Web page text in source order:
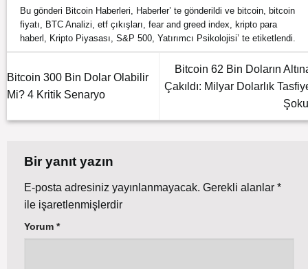
Bu gönderi Bitcoin Haberleri, Haberler’ te gönderildi ve bitcoin, bitcoin
fiyatı, BTC Analizi,etf çıkışları,fear and greed index, kripto para
haberl , Kripto Piyasası,S&P 500,Yatırımcı Psikolojisi’ te etiketlendi.
Bitcoin 300 Bin Dolar Olabilir
Mi? 4 Kritik Senaryo
Bitcoin 62 Bin Doların
Çakıldı: Milyar Dolarlık
Bir yanıt yazın
E-posta adresiniz yayınlanmayacak. Gerekli alanlar *
ile işaretlenmişlerdir
Yorum *